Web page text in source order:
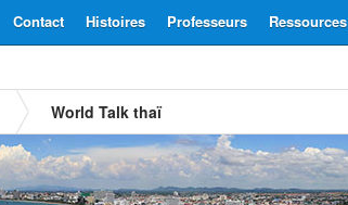
Ressources
Professeurs
Histoires
Contact
World Talk thaï